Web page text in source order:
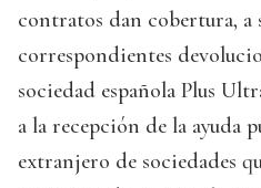
contratos dan cobertura, a
correspondientes
sociedad española Plus
a la recepción de la ayuda
extranjero de sociedades